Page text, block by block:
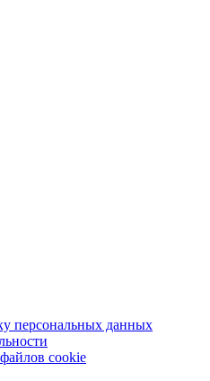
персональных данных
cookie